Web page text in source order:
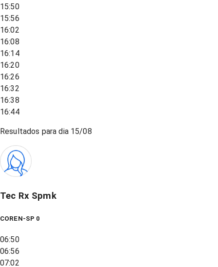
15:50
15:56
16:02
16:08
16:14
16:20
16:26
16:32
16:38
16:44
Resultados para dia 15/08
Tec Rx Spmk
COREN-SP 0
06:50
06:56
07:02